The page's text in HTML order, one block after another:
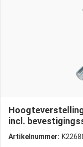
incl.
Artikelnummer: